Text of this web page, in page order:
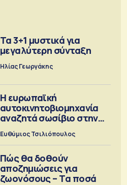
Τα 3+1 μυστικά για
μεγαλύτερη σύνταξη
Ηλίας Γεωργάκης
Η ευρωπαϊκή
αυτοκινητοβιομηχανία
αναζητά σωσίβιο στην
Κίνα
Ευθύμιος Τσιλιόπουλος
Πώς θα δοθούν
αποζημιώσεις για
ζωονόσους – Τα ποσά